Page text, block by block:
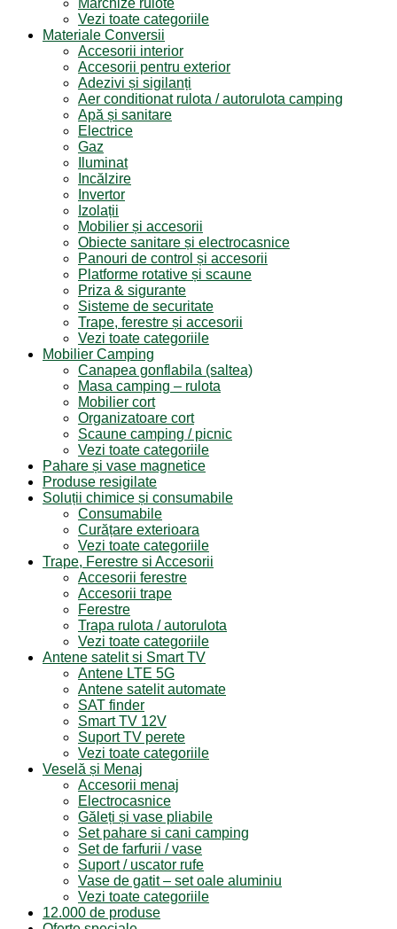
Marchize rulote
Vezi toate categoriile
Materiale Conversii
Accesorii interior
Accesorii pentru exterior
Adezivi și sigilanți
Aer conditionat rulota / autorulota camping
Apă și sanitare
Electrice
Gaz
Iluminat
Incălzire
Invertor
Izolații
Mobilier și accesorii
Obiecte sanitare și electrocasnice
Panouri de control și accesorii
Platforme rotative și scaune
Priza & sigurante
Sisteme de securitate
Trape, ferestre și accesorii
Vezi toate categoriile
Mobilier Camping
Canapea gonflabila (saltea)
Masa camping – rulota
Mobilier cort
Organizatoare cort
Scaune camping / picnic
Vezi toate categoriile
Pahare și vase magnetice
Produse resigilate
Soluții chimice și consumabile
Consumabile
Curățare exterioara
Vezi toate categoriile
Trape, Ferestre si Accesorii
Accesorii ferestre
Accesorii trape
Ferestre
Trapa rulota / autorulota
Vezi toate categoriile
Antene satelit si Smart TV
Antene LTE 5G
Antene satelit automate
SAT finder
Smart TV 12V
Suport TV perete
Vezi toate categoriile
Veselă și Menaj
Accesorii menaj
Electrocasnice
Găleți și vase pliabile
Set pahare si cani camping
Set de farfurii / vase
Suport / uscator rufe
Vase de gatit – set oale aluminiu
Vezi toate categoriile
12.000 de produse